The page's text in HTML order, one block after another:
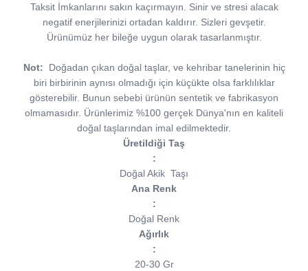
Taksit İmkanlarını sakın kaçırmayın. Sinir ve stresi alacak
negatif enerjilerinizi ortadan kaldırır. Sizleri gevşetir.
Ürünümüz her bileğe uygun olarak tasarlanmıştır.
Not:
Doğadan çıkan doğal taşlar, ve kehribar tanelerinin hiç
biri birbirinin aynısı olmadığı için küçükte olsa farklılıklar
gösterebilir. Bunun sebebi ürünün sentetik ve fabrikasyon
olmamasıdır. Ürünlerimiz %100 gerçek Dünya'nın en kaliteli
doğal taşlarından imal edilmektedir.
Üretildiği Taş
:
Doğal Akik Taşı
Ana Renk
:
Doğal Renk
Ağırlık
:
20-30 Gr